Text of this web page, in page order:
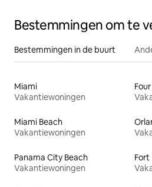
Bestemmingen om te
Bestemmingen in de buurt
Miami
Vakantiewoningen
Miami Beach
Vakantiewoningen
Panama City Beach
Vakantiewoningen
Fort